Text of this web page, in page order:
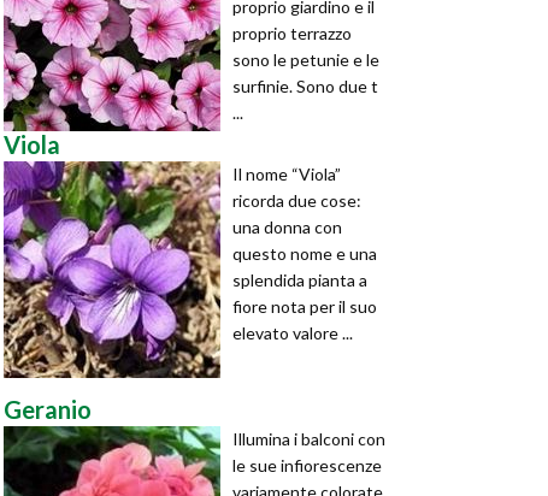
proprio giardino e il
proprio terrazzo
sono le petunie e le
surfinie. Sono due t
...
Viola
Il nome “Viola”
ricorda due cose:
una donna con
questo nome e una
splendida pianta a
fiore nota per il suo
elevato valore ...
Geranio
Illumina i balconi con
le sue infiorescenze
variamente colorate